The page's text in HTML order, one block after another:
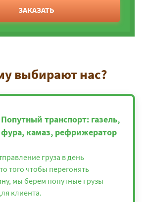
ЗАКАЗАТЬ
выбирают нас?
Попутный транспорт: газель,
фура, камаз, рефрижератор
груза в день
того чтобы перегонять
мы берем попутные грузы
клиента.